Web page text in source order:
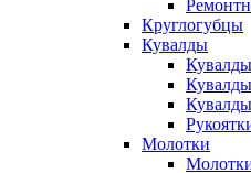
Круглогубцы
Кувалды
Молотки